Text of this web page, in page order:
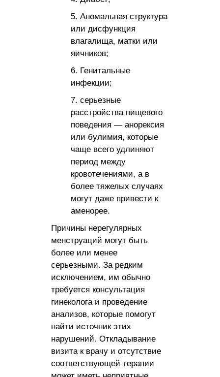
Аномальная структура
или дисфункция
влагалища, матки или
яичников;
Генитальные
инфекции;
серьезные
расстройства пищевого
поведения — анорексия
или булимия, которые
чаще всего удлиняют
период между
кровотечениями, а в
более тяжелых случаях
могут даже привести к
аменорее.
Причины нерегулярных
менструаций могут быть
более или менее
серьезными. За редким
исключением, им обычно
требуется консультация
гинеколога и проведение
анализов, которые помогут
найти источник этих
нарушений. Откладывание
визита к врачу и отсутствие
соответствующей терапии